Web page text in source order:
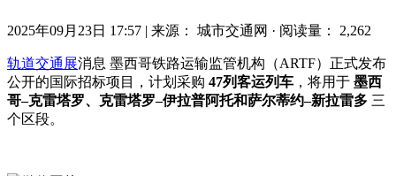
2025年09月23日 17:57 | 来源： 城市交通网 · 阅读量： 2,262
轨道交通展消息 墨西哥铁路运输监管机构（ARTF）正式发布
公开的国际招标项目，计划采购 47列客运列车 ，将用于 墨西
哥–克雷塔罗、克雷塔罗–伊拉普阿托和萨尔蒂约–新拉雷多 三
个区段。